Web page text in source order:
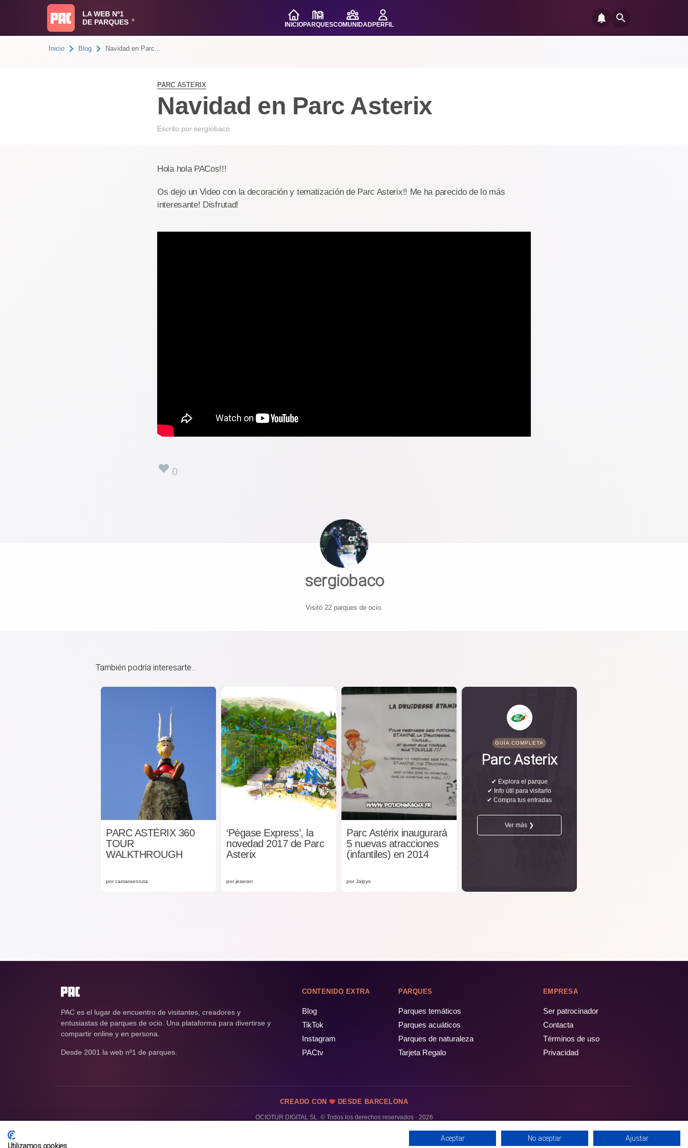
LA WEB Nº1
DE PARQUES
®
INICIOPARQUESCOMUNIDADPERFIL
Inicio Blog Navidad en Parc...
PARC ASTERIX
Navidad en Parc Asterix
Escrito por sergiobaco
Hola hola PACos!!!
Os dejo un Video con la decoración y tematización de Parc Asterix!! Me ha parecido de lo más
interesante! Disfrutad!
0
sergiobaco
Visitó 22 parques de ocio.
También podría interesarte...
PARC ASTÉRIX 360
TOUR
WALKTHROUGH
por camaraenruta
‘Pégase Express’, la
novedad 2017 de Parc
Asterix
por jeseran
Parc Astérix inaugurará
5 nuevas atracciones
(infantiles) en 2014
por Jalpys
GUÍA COMPLETA
Parc Asterix
✔ Explora el parque
✔ Info útil para visitarlo
✔ Compra tus entradas
Ver más ❯
PAC es el lugar de encuentro de visitantes, creadores y
entusiastas de parques de ocio. Una plataforma para divertirse y
compartir online y en persona.
Desde 2001 la web nº1 de parques.
CONTENIDO EXTRA
Blog
TikTok
Instagram
PACtv
PARQUES
Parques temáticos
Parques acuáticos
Parques de naturaleza
Tarjeta Regalo
EMPRESA
Ser patrocinador
Contacta
Términos de uso
Privacidad
CREADO CON DESDE BARCELONA
OCIOTUR DIGITAL SL. © Todos los derechos reservados · 2026
Utilizamos cookies
Aceptar No aceptar Ajustar